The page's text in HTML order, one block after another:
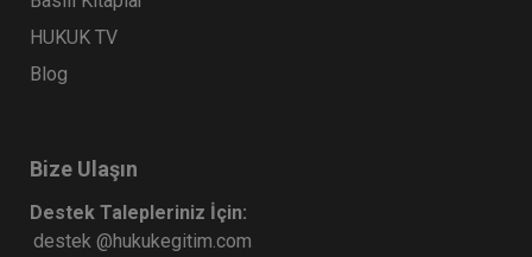
HUKUK TV
Blog
Bize Ulaşın
Destek Talepleriniz İçin:
destek @hukukegitim.com